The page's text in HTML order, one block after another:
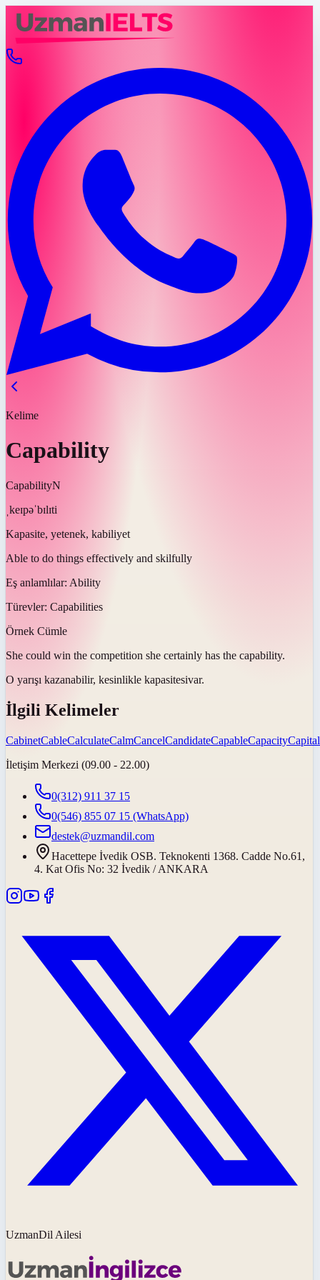
Kelime
Capability
CapabilityN
ˌkeɪpəˈbɪlɪti
Kapasite, yetenek, kabiliyet
Able to do things effectively and skilfully
Eş anlamlılar: Ability
Türevler: Capabilities
Örnek Cümle
She could win the competition she certainly has the capability.
O yarışı kazanabilir, kesinlikle kapasitesivar.
İlgili Kelimeler
CabinetCableCalculateCalmCancelCandidateCapableCapacityCapital
İletişim Merkezi (09.00 - 22.00)
0(312) 911 37 15
0(546) 855 07 15 (WhatsApp)
destek@uzmandil.com
Hacettepe İvedik OSB. Teknokenti 1368. Cadde No.61,
4. Kat Ofis No: 32 İvedik / ANKARA
UzmanDil Ailesi